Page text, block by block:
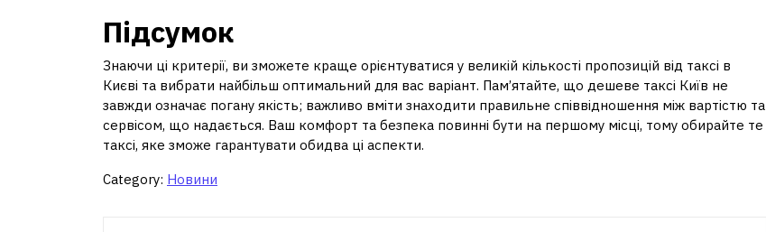
Підсумок
Знаючи ці критерії, ви зможете краще орієнтуватися у великій кількості пропозицій від таксі в
Києві та вибрати найбільш оптимальний для вас варіант. Пам’ятайте, що дешеве таксі Київ не
завжди означає погану якість; важливо вміти знаходити правильне співвідношення між вартістю та
сервісом, що надається. Ваш комфорт та безпека повинні бути на першому місці, тому обирайте те
таксі, яке зможе гарантувати обидва ці аспекти.
Category: Новини